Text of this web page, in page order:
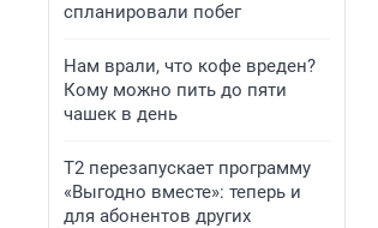
спланировали побег
Нам врали, что кофе вреден?
Кому можно пить до пяти
чашек в день
Т2 перезапускает программу
«Выгодно вместе»: теперь и
для абонентов других